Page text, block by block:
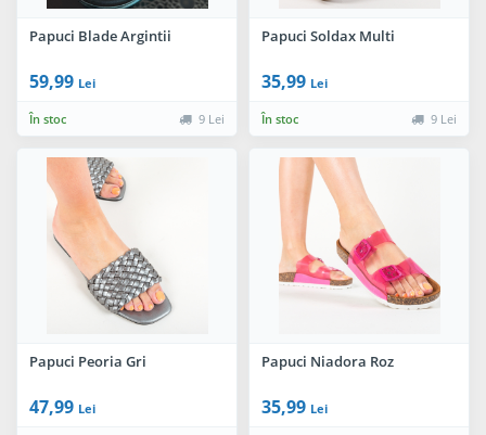
Papuci Blade Argintii
59,99 Lei
În stoc 9 Lei
Papuci Soldax Multi
35,99 Lei
În stoc 9 Lei
Papuci Peoria Gri
47,99 Lei
Papuci Niadora Roz
35,99 Lei